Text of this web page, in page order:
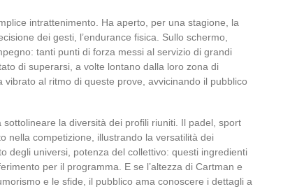
intrattenimento. Ha aperto, per una stagione, la
dei gesti, l’endurance fisica. Sullo schermo,
tanti punti di forza messi al servizio di grandi
di superarsi, a volte lontano dalla loro zona di
al ritmo di queste prove, avvicinando il pubblico
la diversità dei profili riuniti. Il padel, sport
nella competizione, illustrando la versatilità dei
degli universi, potenza del collettivo: questi ingredienti
per il programma. E se l’altezza di Cartman e
e le sfide, il pubblico ama conoscere i dettagli a